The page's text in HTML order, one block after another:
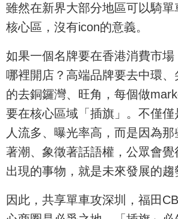
雖然在新界大部分地區可以騎
核心區，沒有icon的意義。
如果一個名牌要在香港消費市
哪裡開店？高端品牌要去中環
的去銅鑼灣、旺角，每個做
要在核心區域「插旗」。不僅
人流多、曝光率高，而是因為
著潮、象徵著話語權，公眾會
出現的事物，就是未來發展的趨
因此，共享單車攻深圳，福田